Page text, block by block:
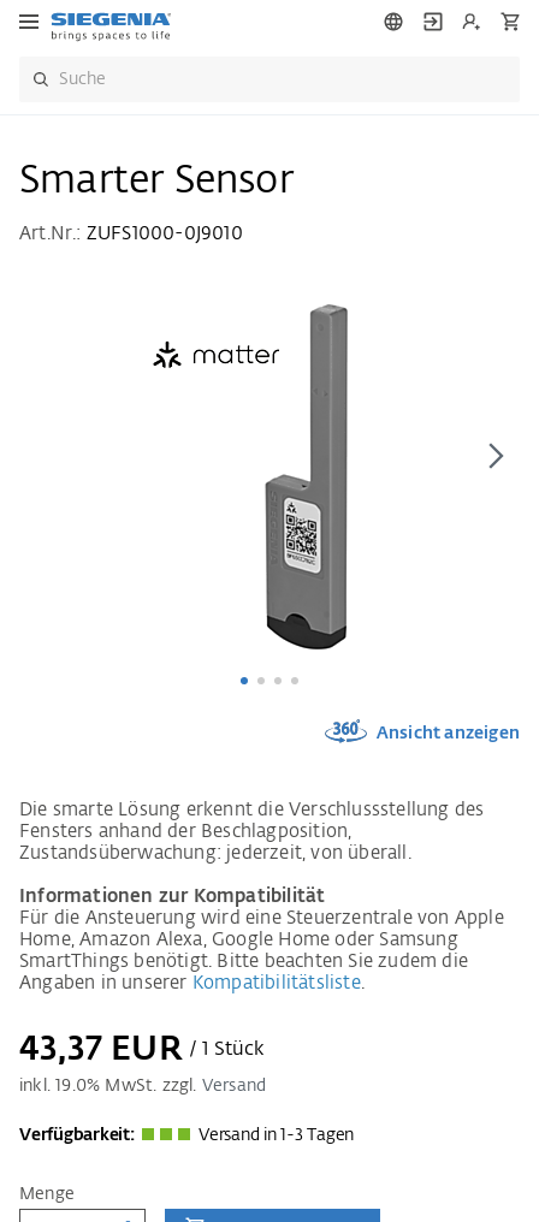
Smarter Sensor
Art.Nr.: ZUFS1000-0J9010
Ansicht anzeigen
Die smarte Lösung erkennt die Verschlussstellung des
Fensters anhand der Beschlagposition,
Zustandsüberwachung: jederzeit, von überall.
Informationen zur Kompatibilität
Für die Ansteuerung wird eine Steuerzentrale von Apple
Home, Amazon Alexa, Google Home oder Samsung
SmartThings benötigt. Bitte beachten Sie zudem die
Angaben in unserer Kompatibilitätsliste.
43,37 EUR / 1 Stück
inkl. 19.0% MwSt. zzgl. Versand
Verfügbarkeit: Versand in 1-3 Tagen
Menge